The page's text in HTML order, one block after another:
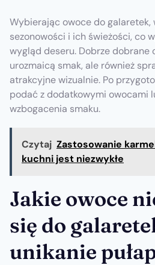
Wybierając owoce do
sezonowości i ich świeżości, co
wygląd deseru. Dobrze dobrane
urozmaicą smak, ale również
atrakcyjne wizualnie. Po
podać z dodatkowymi owocami
wzbogacenia smaku.
Czytaj Zastosowanie
kuchni jest niezwykłe
Jakie owoce
się do
unikanie